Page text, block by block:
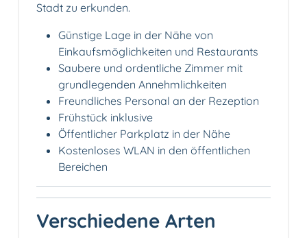
Stadt zu erkunden.
Günstige Lage in der Nähe von
Einkaufsmöglichkeiten und Restaurants
Saubere und ordentliche Zimmer mit
grundlegenden Annehmlichkeiten
Freundliches Personal an der Rezeption
Frühstück inklusive
Öffentlicher Parkplatz in der Nähe
Kostenloses WLAN in den öffentlichen
Bereichen
Verschiedene Arten